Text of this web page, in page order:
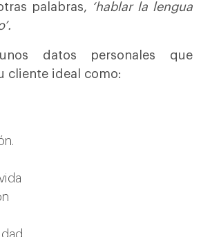
palabras,
‘hablar la lengua
datos personales que
cliente ideal como: